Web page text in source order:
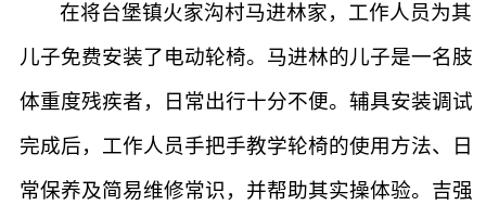
在将台堡镇火家沟村马进林家，工作人员为其
儿子免费安装了电动轮椅。马进林的儿子是一名肢
体重度残疾者，日常出行十分不便。辅具安装调试
完成后，工作人员手把手教学轮椅的使用方法、日
常保养及简易维修常识，并帮助其实操体验。吉强